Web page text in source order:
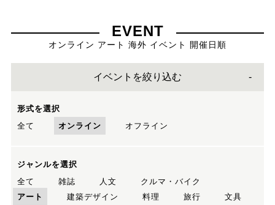
EVENT
オンライン アート 海外 イベント 開催日順
イベントを絞り込む
形式を選択
全て
オンライン オフライン
ジャンルを選択
全て
雑誌 人文
クルマ・バイク
アート
建築デザイン 料理 旅行
文具